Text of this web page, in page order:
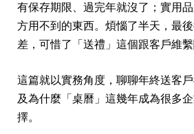
有保存期限、過完年就沒了；實用
方用不到的東西。煩惱了半天，最
差，可惜了「送禮」這個跟客戶維繫
這篇就以實務角度，聊聊年終送客
及為什麼「桌曆」這幾年成為很多
擇。